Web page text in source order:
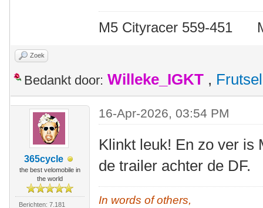
M5 Cityracer 559-451
Zoek
Bedankt door: Willeke_IGKT , Frutsel
365cycle
the best velomobile in
the world
Berichten: 7.181
16-Apr-2026, 03:54 PM
Klinkt leuk! En zo ver is
de trailer achter de DF.
In words of others,